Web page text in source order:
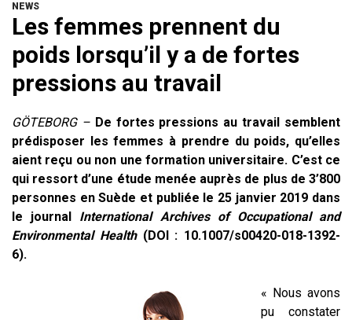
NEWS
Les femmes prennent du
poids lorsqu’il y a de fortes
pressions au travail
GÖTEBORG – De fortes pressions au travail semblent
prédisposer les femmes à prendre du poids, qu’elles
aient reçu ou non une formation universitaire. C’est ce
qui ressort d’une étude menée auprès de plus de 3’800
personnes en Suède et publiée le 25 janvier 2019 dans
le journal International Archives of Occupational and
Environmental Health (DOI : 10.1007/s00420-018-1392-
6).
« Nous avons
pu constater